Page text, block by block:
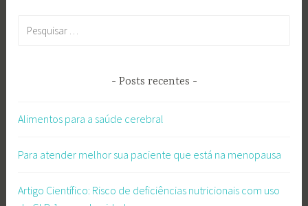
Posts recentes
Alimentos para a saúde cerebral
Para atender melhor sua paciente que está na menopausa
Artigo Científico: Risco de deficiências nutricionais com uso